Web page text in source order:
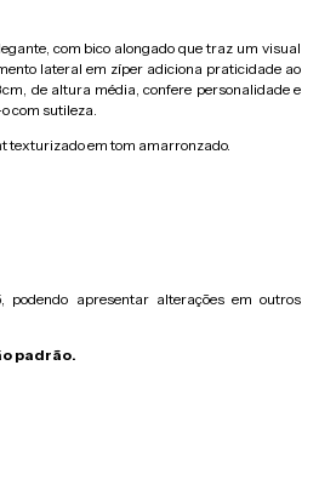
com bico alongado que traz um visual
lateral em zíper adiciona praticidade ao
de altura média, confere personalidade e
com sutileza.
texturizado em tom amarronzado.
apresentar alterações em outros
padrão.